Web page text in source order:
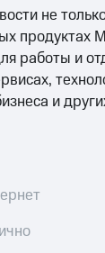
не
работы и
и